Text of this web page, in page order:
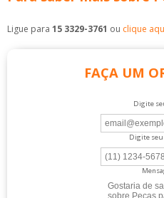
Ligue para 15 3329-3761 ou clique
FAÇA UM
Digite
Digite